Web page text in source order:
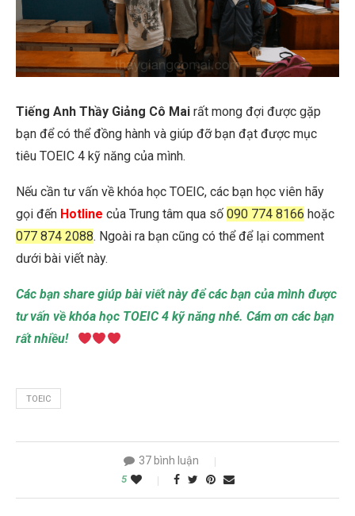
Tiếng Anh Thầy Giảng Cô Mai rất mong đợi được gặp
bạn để có thể đồng hành và giúp đỡ bạn đạt được mục
tiêu TOEIC 4 kỹ năng của mình.
Nếu cần tư vấn về khóa học TOEIC, các bạn học viên hãy
gọi đến Hotline của Trung tâm qua số 090 774 8166 hoặc
077 874 2088. Ngoài ra bạn cũng có thể để lại comment
dưới bài viết này.
Các bạn share giúp bài viết này để các bạn của mình được
tư vấn về khóa học TOEIC 4 kỹ năng nhé. Cám ơn các bạn
rất nhiều!
TOEIC
37 bình luận
5